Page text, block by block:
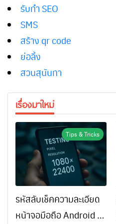
รับทำ SEO
SMS
สร้าง qr code
ย่อลิ้ง
สวนสุนันทา
เรื่องมาใหม่
Tips & Tricks
รหัสลับเช็คความละเอียด
หน้าจอมือถือ Android ทำ